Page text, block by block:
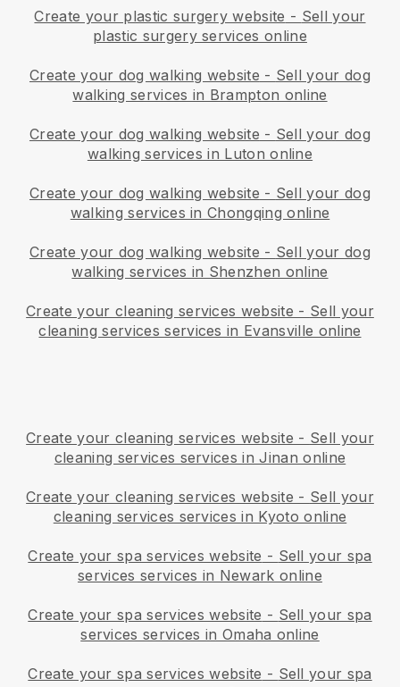
Create your plastic surgery website - Sell your
plastic surgery services online
Create your dog walking website - Sell your dog
walking services in Brampton online
Create your dog walking website - Sell your dog
walking services in Luton online
Create your dog walking website - Sell your dog
walking services in Chongqing online
Create your dog walking website - Sell your dog
walking services in Shenzhen online
Create your cleaning services website - Sell your
cleaning services services in Evansville online
Create your cleaning services website - Sell your
cleaning services services in Jinan online
Create your cleaning services website - Sell your
cleaning services services in Kyoto online
Create your spa services website - Sell your spa
services services in Newark online
Create your spa services website - Sell your spa
services services in Omaha online
Create your spa services website - Sell your spa